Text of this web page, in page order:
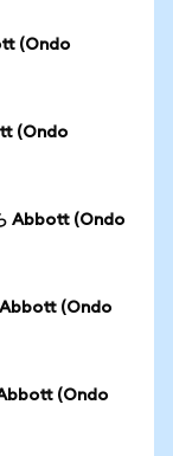
(Ondo
(Ondo
Abbott (Ondo
(Ondo
(Ondo